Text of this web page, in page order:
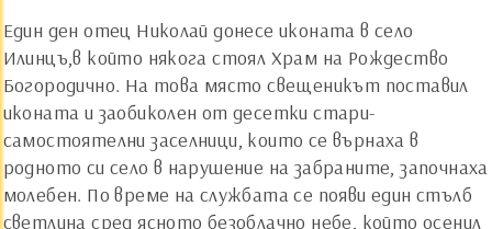
Един ден отец Николай донесе иконата в село
Илинцъ,в който някога стоял Храм на Рождество
Богородично. На това място свещеникът поставил
иконата и заобиколен от десетки стари-
самостоятелни заселници, които се върнаха в
родното си село в нарушение на забраните, започнаха
молебен. По време на службата се появи един стълб
светлина сред ясното безоблачно небе, който осенил